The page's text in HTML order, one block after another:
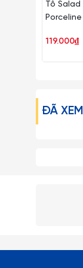
Tô Salad
119.000₫
ĐÃ